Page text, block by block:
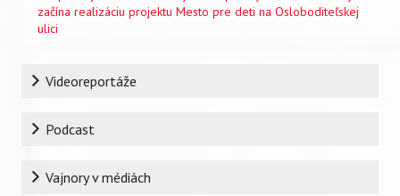
začína realizáciu projektu Mesto pre deti na Osloboditeľskej
ulici
RubrikaVideoreportáže
Podcast
Vajnory v médiách